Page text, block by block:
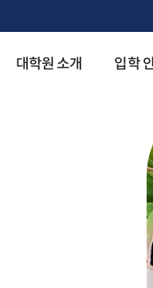
대학원 소개 입학